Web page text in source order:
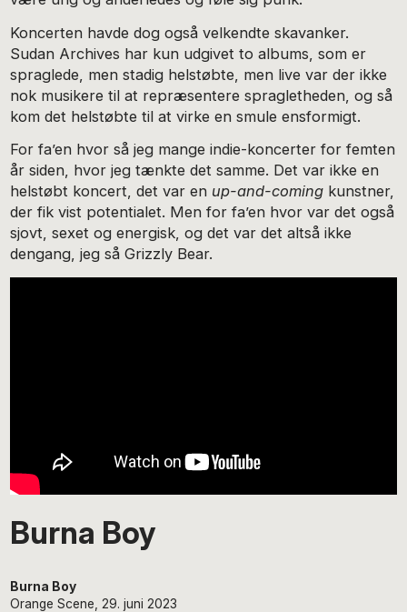
Koncerten havde dog også velkendte skavanker.
Sudan Archives har kun udgivet to albums, som er
spraglede, men stadig helstøbte, men live var der ikke
nok musikere til at repræsentere spragletheden, og så
kom det helstøbte til at virke en smule ensformigt.
For fa’en hvor så jeg mange indie-koncerter for femten
år siden, hvor jeg tænkte det samme. Det var ikke en
helstøbt koncert, det var en up-and-coming kunstner,
der fik vist potentialet. Men for fa’en hvor var det også
sjovt, sexet og energisk, og det var det altså ikke
dengang, jeg så Grizzly Bear.
Burna Boy
Burna Boy
Orange Scene, 29. juni 2023